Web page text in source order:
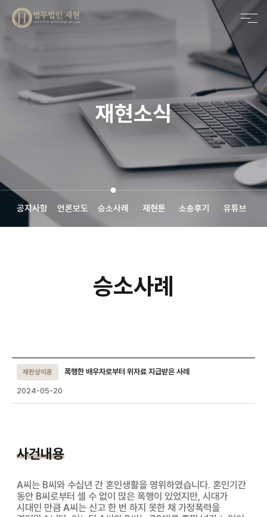
메인비주얼 영역
재현소식
공지사항 언론보도 승소사례 재현툰 소송후기 유튜브
승소사례
재판상이혼 폭행한 배우자로부터 위자료 지급받은 사례
2024-05-20
사건내용
A씨는 B씨와 수십년 간 혼인생활을 영위하였습니다. 혼인기간
동안 B씨로부터 셀 수 없이 많은 폭행이 있었지만, 시대가
시대인 만큼 A씨는 신고 한 번 하지 못한 채 가정폭력을